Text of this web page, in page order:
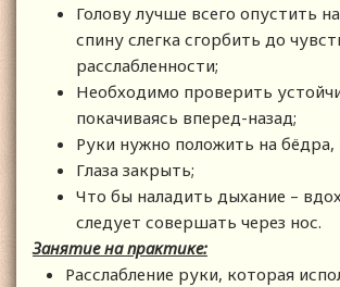
Голову лучше всего опустить
спину слегка сгорбить до
расслабленности;
Необходимо проверить
покачиваясь вперед-назад;
Руки нужно положить на бёдра,
Глаза закрыть;
Что бы наладить дыхание –
следует совершать через нос.
Занятие на практике:
Расслабление руки, которая